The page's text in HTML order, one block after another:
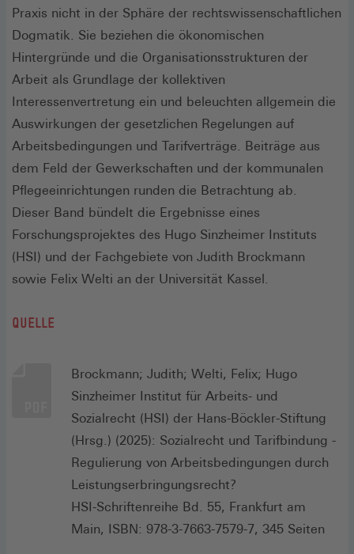
Praxis nicht in der Sphäre der rechtswissenschaftlichen
Dogmatik. Sie beziehen die ökonomischen
Hintergründe und die Organisationsstrukturen der
Arbeit als Grundlage der kollektiven
Interessenvertretung ein und beleuchten allgemein die
Auswirkungen der gesetzlichen Regelungen auf
Arbeitsbedingungen und Tarifverträge. Beiträge aus
dem Feld der Gewerkschaften und der kommunalen
Pflegeeinrichtungen runden die Betrachtung ab.
Dieser Band bündelt die Ergebnisse eines
Forschungsprojektes des Hugo Sinzheimer Instituts
(HSI) und der Fachgebiete von Judith Brockmann
sowie Felix Welti an der Universität Kassel.
QUELLE
Brockmann; Judith; Welti, Felix; Hugo
Sinzheimer Institut für Arbeits- und
Sozialrecht (HSI) der Hans-Böckler-Stiftung
(Hrsg.) (2025): Sozialrecht und Tarifbindung -
Regulierung von Arbeitsbedingungen durch
Leistungserbringungsrecht?
HSI-Schriftenreihe Bd. 55, Frankfurt am
Main, ISBN: 978-3-7663-7579-7, 345 Seiten